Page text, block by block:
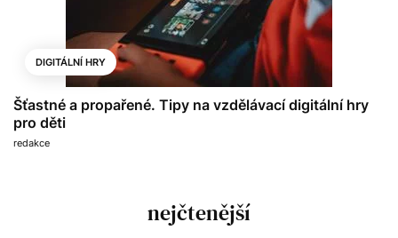
DIGITÁLNÍ HRY
Šťastné a propařené. Tipy na vzdělávací digitální hry
pro děti
redakce
nejčtenější